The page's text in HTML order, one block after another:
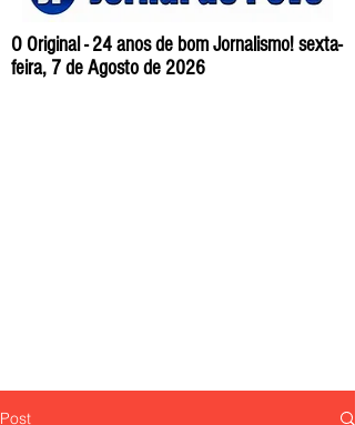
O Original - 24 anos de bom Jornalismo! sexta-
feira, 7 de Agosto de 2026
Post